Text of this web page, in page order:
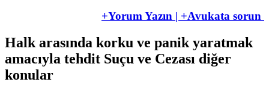
+Yorum Yazın | +Avukata sorun
Halk arasında korku ve panik yaratmak
amacıyla tehdit Suçu ve Cezası diğer
konular